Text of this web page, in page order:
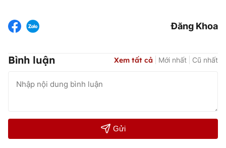
Đăng Khoa
Bình luận Xem tất cả Mới nhất Cũ nhất
Gửi